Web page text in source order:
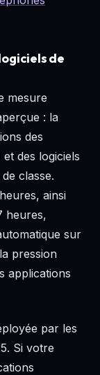
de
mesure
: la
des
des logiciels
classe.
ainsi
heures,
sur
pression
applications
par les
Si votre